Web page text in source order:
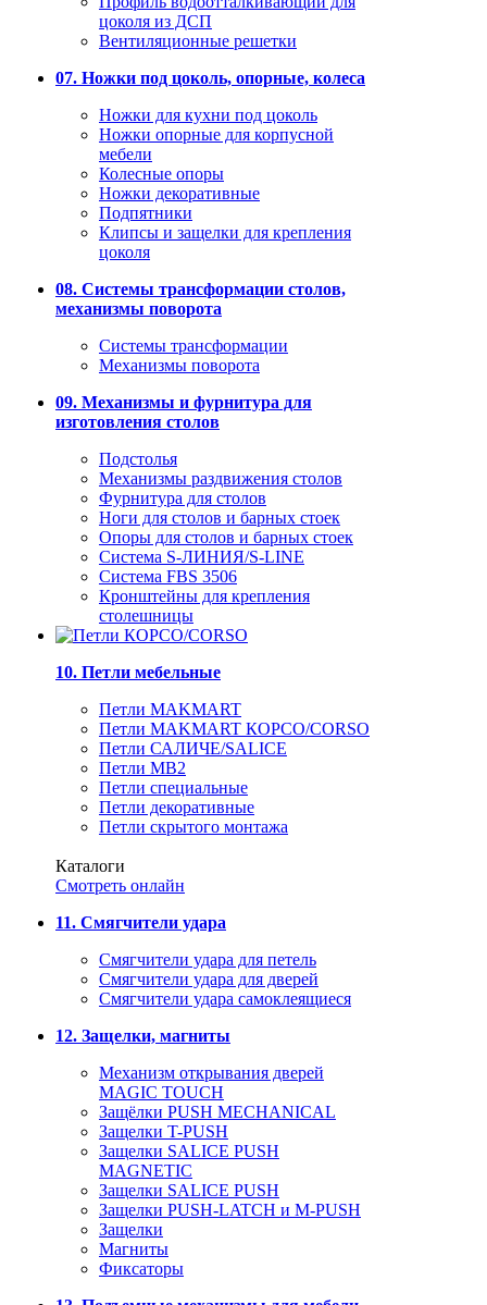
цоколя из ДСП
Вентиляционные решетки
07. Ножки под цоколь, опорные, колеса
Ножки для кухни под цоколь
Ножки опорные для корпусной
мебели
Колесные опоры
Ножки декоративные
Подпятники
Клипсы и защелки для крепления
цоколя
08. Системы трансформации столов,
механизмы поворота
Системы трансформации
Механизмы поворота
09. Механизмы и фурнитура для
изготовления столов
Подстолья
Механизмы раздвижения столов
Фурнитура для столов
Ноги для столов и барных стоек
Опоры для столов и барных стоек
Система S-ЛИНИЯ/S-LINE
Система FBS 3506
Кронштейны для крепления
столешницы
10. Петли мебельные
Петли MAKMART
Петли MAKMART КОРСО/CORSO
Петли САЛИЧЕ/SALICE
Петли MB2
Петли специальные
Петли декоративные
Петли скрытого монтажа
Каталоги
Смотреть онлайн
11. Смягчители удара
Смягчители удара для петель
Смягчители удара для дверей
Cмягчители удара самоклеящиеся
12. Защелки, магниты
Механизм открывания дверей
MAGIC TOUCH
Защёлки PUSH MECHANICAL
Защелки T-PUSH
Защелки SALICE PUSH
MAGNETIC
Защелки SALICE PUSH
Защелки PUSH-LATCH и M-PUSH
Защелки
Магниты
Фиксаторы